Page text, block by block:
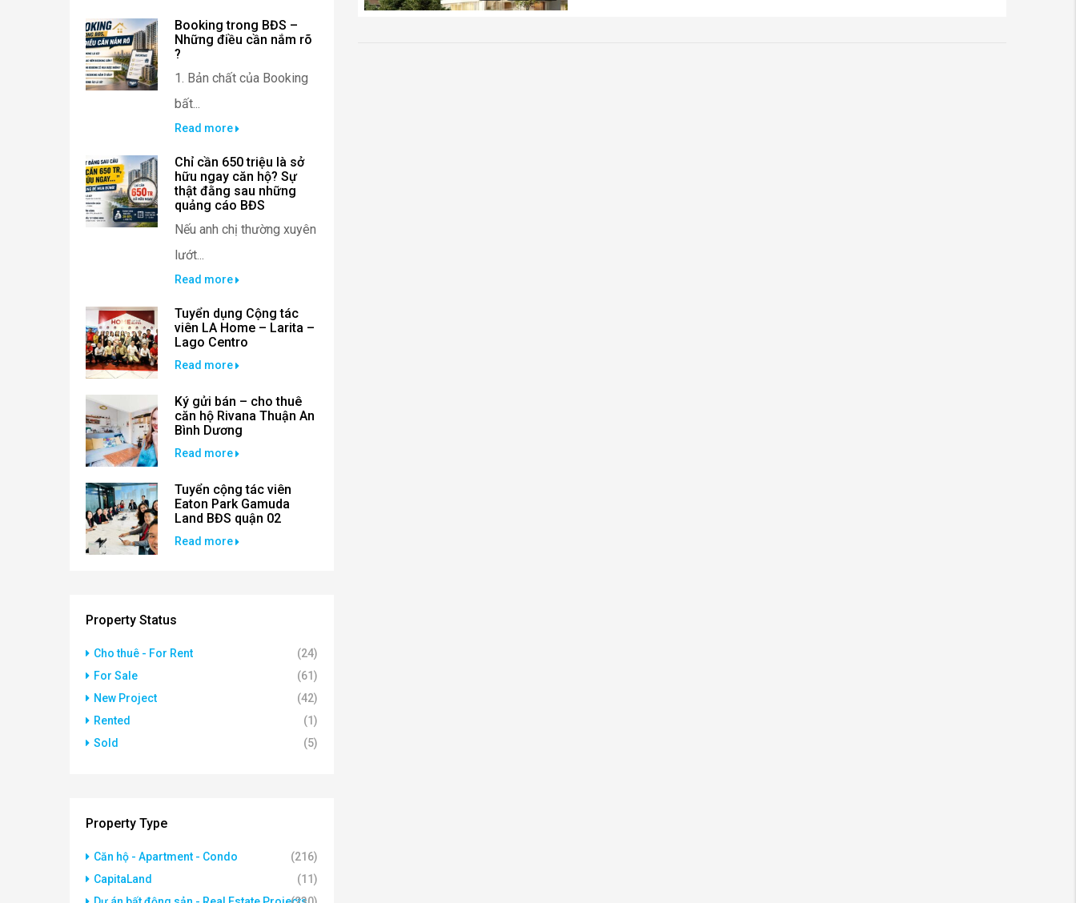
Booking trong BĐS –
Những điều cần nắm rõ
?
1. Bản chất của Booking
bất...
Read more
Chỉ cần 650 triệu là sở
hữu ngay căn hộ? Sự
thật đằng sau những
quảng cáo BĐS
Nếu anh chị thường xuyên
lướt...
Read more
Tuyển dụng Cộng tác
viên LA Home – Larita –
Lago Centro
Read more
Ký gửi bán – cho thuê
căn hộ Rivana Thuận An
Bình Dương
Read more
Tuyển cộng tác viên
Eaton Park Gamuda
Land BĐS quận 02
Read more
Property Status
Cho thuê - For Rent
(24)
For Sale
(61)
New Project
(42)
Rented
(1)
Sold
(5)
Property Type
Căn hộ - Apartment - Condo
(216)
CapitaLand
(11)